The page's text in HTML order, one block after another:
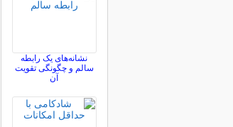
نشانه‌های یک رابطه
سالم و چگونگی تقویت
آن